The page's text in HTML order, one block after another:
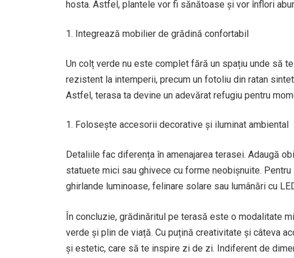
hosta. Astfel, plantele vor fi sănătoase și vor înflori
Integrează mobilier de grădină confortabil
Un colț verde nu este complet fără un spațiu unde să
rezistent la intemperii, precum un fotoliu din ratan
Astfel, terasa ta devine un adevărat refugiu pentru
Folosește accesorii decorative și iluminat ambiental
Detaliile fac diferența în amenajarea terasei. Adaugă
statuete mici sau ghivece cu forme neobișnuite.
ghirlande luminoase, felinare solare sau lumânări cu
În concluzie, grădinăritul pe terasă este o modalitate
verde și plin de viață. Cu puțină creativitate și câteva
și estetic, care să te inspire zi de zi. Indiferent de